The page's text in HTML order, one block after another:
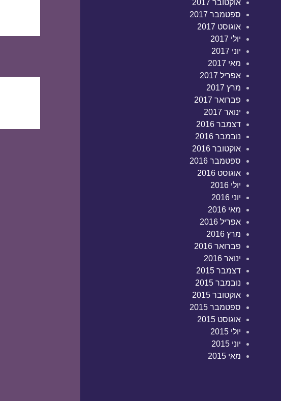
אוקטובר 2017
ספטמבר 2017
אוגוסט 2017
יולי 2017
יוני 2017
מאי 2017
אפריל 2017
מרץ 2017
פברואר 2017
ינואר 2017
דצמבר 2016
נובמבר 2016
אוקטובר 2016
ספטמבר 2016
אוגוסט 2016
יולי 2016
יוני 2016
מאי 2016
אפריל 2016
מרץ 2016
פברואר 2016
ינואר 2016
דצמבר 2015
נובמבר 2015
אוקטובר 2015
ספטמבר 2015
אוגוסט 2015
יולי 2015
יוני 2015
מאי 2015